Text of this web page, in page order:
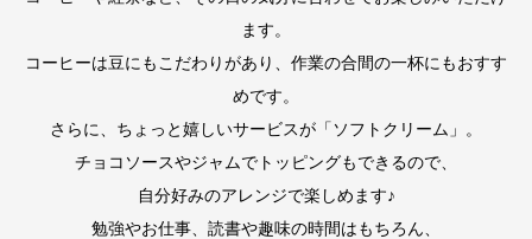
ます。
コーヒーは豆にもこだわりがあり、作業の合間の一杯にもおすす
めです。
さらに、ちょっと嬉しいサービスが「ソフトクリーム」。
チョコソースやジャムでトッピングもできるので、
自分好みのアレンジで楽しめます♪
勉強やお仕事、読書や趣味の時間はもちろん、